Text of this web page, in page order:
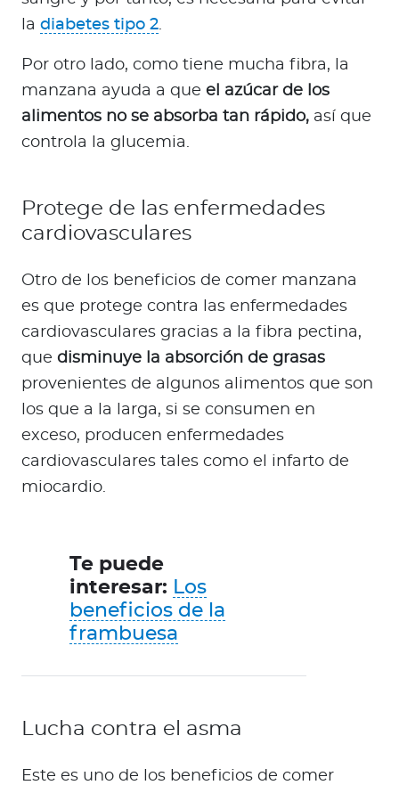
la diabetes tipo 2.
Por otro lado, como tiene mucha fibra, la
manzana ayuda a que el azúcar de los
alimentos no se absorba tan rápido, así que
controla la glucemia.
Protege de las enfermedades
cardiovasculares
Otro de los beneficios de comer manzana
es que protege contra las enfermedades
cardiovasculares gracias a la fibra pectina,
que disminuye la absorción de grasas
provenientes de algunos alimentos que son
los que a la larga, si se consumen en
exceso, producen enfermedades
cardiovasculares tales como el infarto de
miocardio.
Te puede
interesar: Los
beneficios de la
frambuesa
Lucha contra el asma
Este es uno de los beneficios de comer